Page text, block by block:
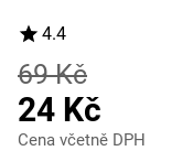
4.4
69 Kč
24 Kč
Cena včetně DPH